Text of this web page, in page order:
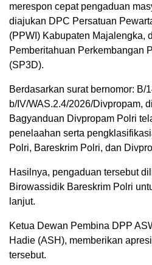
merespon cepat pengaduan
diajukan DPC Persatuan
(PPWI) Kabupaten Majalengka,
Pemberitahuan Perkembangan
(SP3D).
Berdasarkan surat bernomor: B/
b/IV/WAS.2.4/2026/Divpropam,
Bagyanduan Divpropam Polri
penelaahan serta
Polri, Bareskrim Polri, dan
Hasilnya, pengaduan tersebut
Birowassidik Bareskrim Polri
lanjut.
Ketua Dewan Pembina DPP
Hadie (ASH), memberikan
tersebut.